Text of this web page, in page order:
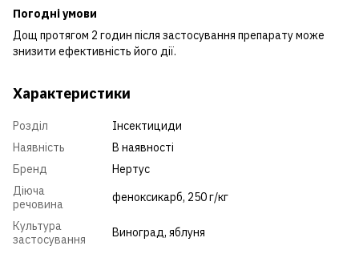
Погодні умови
Дощ протягом 2 годин після застосування препарату може
знизити ефективність його дії.
Характеристики
Розділ
Інсектициди
Наявність
В наявності
Бренд
Нертус
Діюча
речовина
феноксикарб, 250 г/кг
Культура
застосування
Виноград, яблуня